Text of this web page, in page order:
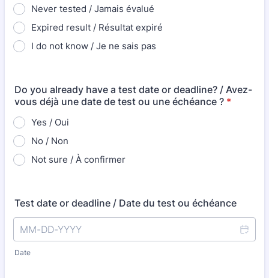
Never tested / Jamais évalué
Expired result / Résultat expiré
I do not know / Je ne sais pas
Do you already have a test date or deadline? / Avez-
vous déjà une date de test ou une échéance ? *
Yes / Oui
No / Non
Not sure / À confirmer
Test date or deadline / Date du test ou échéance
Date